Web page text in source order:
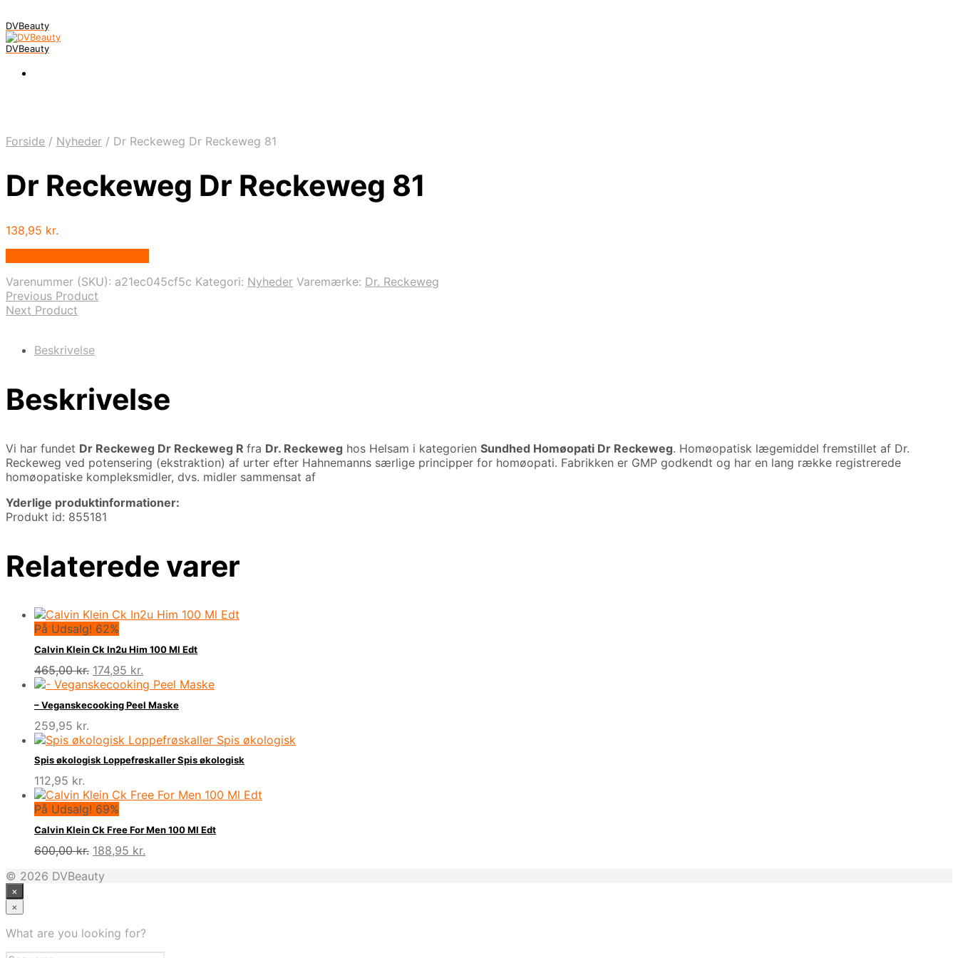
DVBeauty
DVBeauty
Forside / Nyheder / Dr Reckeweg Dr Reckeweg 81
Dr Reckeweg Dr Reckeweg 81
138,95 kr.
Varenummer (SKU): a21ec045cf5c Kategori: Nyheder Varemærke: Dr. Reckeweg
Previous Product
Next Product
Beskrivelse
Beskrivelse
Vi har fundet Dr Reckeweg Dr Reckeweg R fra Dr. Reckeweg hos Helsam i kategorien Sundhed Homøopati Dr Reckeweg. Homøopatisk lægemiddel fremstillet af Dr.
Reckeweg ved potensering (ekstraktion) af urter efter Hahnemanns særlige principper for homøopati. Fabrikken er GMP godkendt og har en lang række registrerede
homøopatiske kompleksmidler, dvs. midler sammensat af
Yderlige produktinformationer:
Produkt id: 855181
Relaterede varer
På Udsalg! 62%
Calvin Klein Ck In2u Him 100 Ml Edt
465,00kr. Den
oprindelige
pris
var:
174,95 kr.
aktuelle
pris
er:
– Veganskecooking Peel Maske
259,95 kr.
Spis økologisk Loppefrøskaller Spis økologisk
112,95 kr.
På Udsalg! 69%
Calvin Klein Ck Free For Men 100 Ml Edt
600,00kr. Den
pris
188,95 kr.
© 2026 DVBeauty
×
×
What are you looking for?